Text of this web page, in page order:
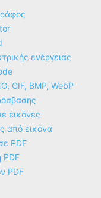
ενέργειας
GIF, BMP, WebP
εικόνες
από εικόνα
PDF
PDF
PDF